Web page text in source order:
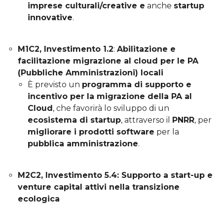
imprese culturali/creative e anche startup
innovative.
M1C2, Investimento 1.2: Abilitazione e
facilitazione migrazione al cloud per le PA
(Pubbliche Amministrazioni) locali
È previsto un programma di supporto e
incentivo per la migrazione della PA al
Cloud, che favorirà lo sviluppo di un
ecosistema di startup, attraverso il PNRR, per
migliorare i prodotti software per la
pubblica amministrazione.
M2C2, Investimento 5.4: Supporto a start-up e
venture capital attivi nella transizione
ecologica